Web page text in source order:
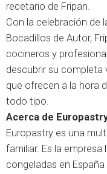
recetario de Fripan.
Con la celebración de
Bocadillos de Autor,
cocineros y
descubrir su completa
que ofrecen a la hora
todo tipo.
Acerca de
Europastry es una
familiar. Es la
congeladas en